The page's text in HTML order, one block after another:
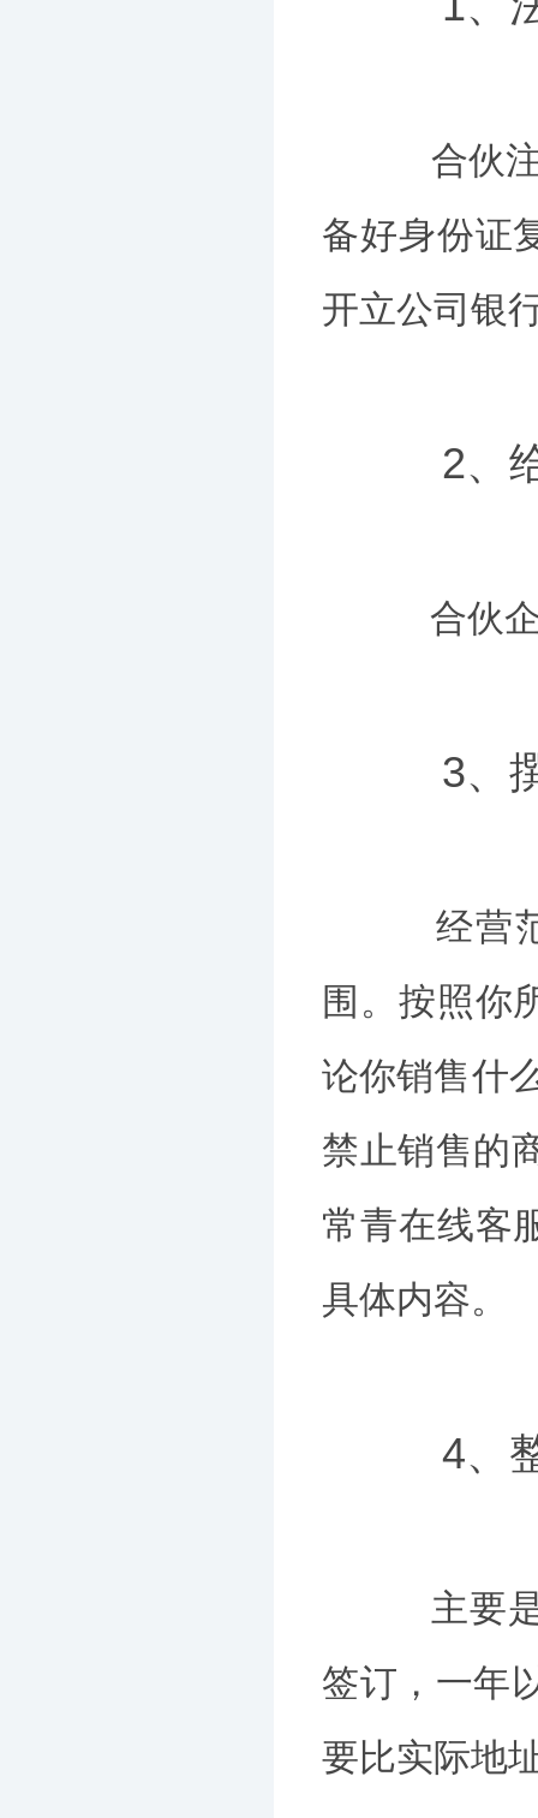
合伙注
备好身份证
开立公司银
2、给
合伙企
3、撰
经营范
围。按照你
论你销售什
禁止销售的
常青在线客
具体内容。
4、整
主要是
签订，一年
要比实际地